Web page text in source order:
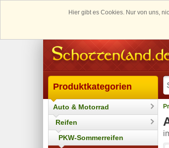
Hier gibt es Cookies. Nur von uns,
Produktkategorien
Auto & Motorrad
Reifen
PKW-Sommerreifen